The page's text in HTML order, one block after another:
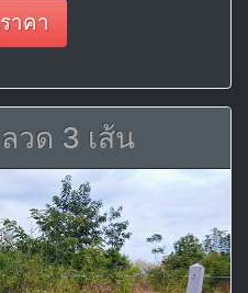
าคา
วด 3 เส้น